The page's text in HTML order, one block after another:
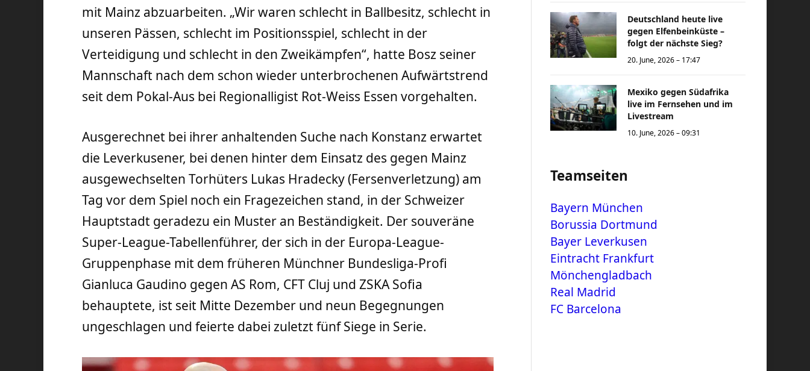
mit Mainz abzuarbeiten. „Wir waren schlecht in Ballbesitz, schlecht in
unseren Pässen, schlecht im Positionsspiel, schlecht in der
Verteidigung und schlecht in den Zweikämpfen“, hatte Bosz seiner
Mannschaft nach dem schon wieder unterbrochenen Aufwärtstrend
seit dem Pokal-Aus bei Regionalligist Rot-Weiss Essen vorgehalten.
Ausgerechnet bei ihrer anhaltenden Suche nach Konstanz erwartet
die Leverkusener, bei denen hinter dem Einsatz des gegen Mainz
ausgewechselten Torhüters Lukas Hradecky (Fersenverletzung) am
Tag vor dem Spiel noch ein Fragezeichen stand, in der Schweizer
Hauptstadt geradezu ein Muster an Beständigkeit. Der souveräne
Super-League-Tabellenführer, der sich in der Europa-League-
Gruppenphase mit dem früheren Münchner Bundesliga-Profi
Gianluca Gaudino gegen AS Rom, CFT Cluj und ZSKA Sofia
behauptete, ist seit Mitte Dezember und neun Begegnungen
ungeschlagen und feierte dabei zuletzt fünf Siege in Serie.
Deutschland heute live
gegen Elfenbeinküste –
folgt der nächste Sieg?
20. June, 2026 – 17:47
Mexiko gegen Südafrika
live im Fernsehen und im
Livestream
10. June, 2026 – 09:31
Teamseiten
Bayern München
Borussia Dortmund
Bayer Leverkusen
Eintracht Frankfurt
Mönchengladbach
Real Madrid
FC Barcelona